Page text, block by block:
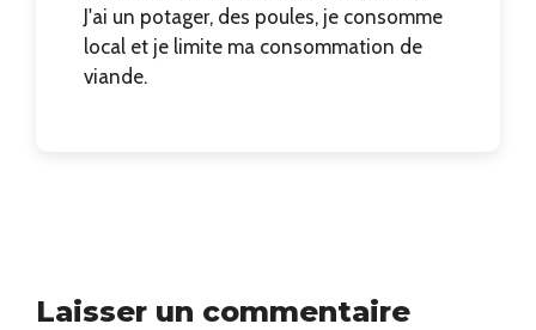
J'ai un potager, des poules, je consomme
local et je limite ma consommation de
viande.
Laisser un commentaire